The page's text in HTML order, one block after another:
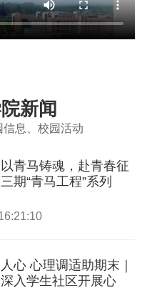
新闻
息、校园活动
青马铸魂，赴青春征
期“青马工程”系列
心 心理调适助期末｜
入学生社区开展心